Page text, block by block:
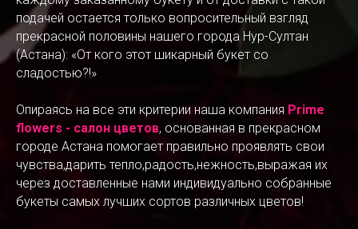
подачей остается только вопросительный взгляд
прекрасной половины нашего города Нур-Султан
(Астана): «От кого этот шикарный букет со
сладостью?!»
Опираясь на все эти критерии наша компания Prime
flowers - салон цветов, основанная в прекрасном
городе Астана помогает правильно проявлять свои
чувства,дарить тепло,радость,нежность,выражая их
через доставленные нами индивидуально собранные
букеты самых лучших сортов различных цветов!